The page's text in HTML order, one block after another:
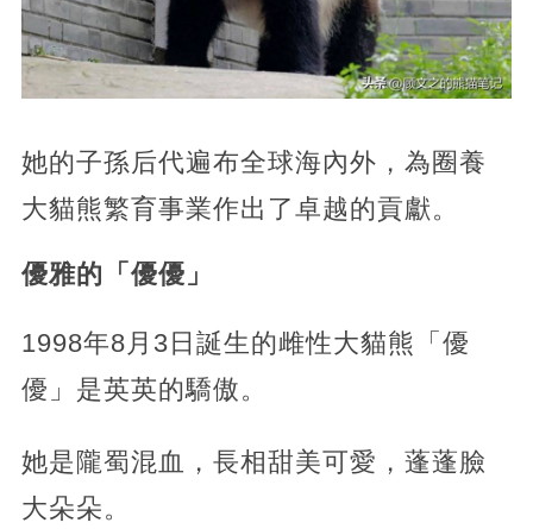
她的子孫后代遍布全球海內外，為圈養
大貓熊繁育事業作出了卓越的貢獻。
優雅的「優優」
1998年8月3日誕生的雌性大貓熊「優
優」是英英的驕傲。
她是隴蜀混血，長相甜美可愛，蓬蓬臉
大朵朵。